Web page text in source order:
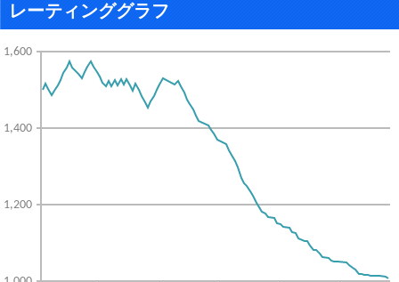
レーティンググラフ